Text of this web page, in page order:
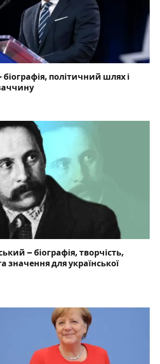
політичний шлях і
– біографія, творчість,
значення для української